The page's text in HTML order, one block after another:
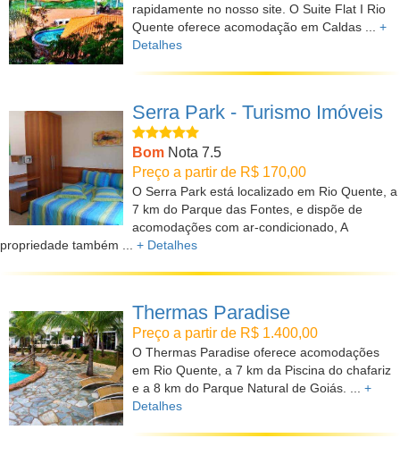
rapidamente no nosso site. O Suite Flat I Rio
Quente oferece acomodação em Caldas ... +
Detalhes
Serra Park - Turismo Imóveis
Bom Nota 7.5
Preço a partir de R$ 170,00
O Serra Park está localizado em Rio Quente, a
7 km do Parque das Fontes, e dispõe de
acomodações com ar-condicionado, A
propriedade também ... + Detalhes
Thermas Paradise
Preço a partir de R$ 1.400,00
O Thermas Paradise oferece acomodações
em Rio Quente, a 7 km da Piscina do chafariz
e a 8 km do Parque Natural de Goiás. ... +
Detalhes